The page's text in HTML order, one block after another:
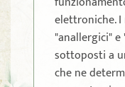
elettroniche.
"anallergici"
sottoposti a
che ne